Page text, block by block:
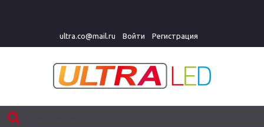
ultra.co@mail.ru Войти Регистрация